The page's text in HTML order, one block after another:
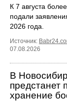
К 7 августа
подали
2026 года.
Источник:
07.08.2026
В
предстанет
хранение